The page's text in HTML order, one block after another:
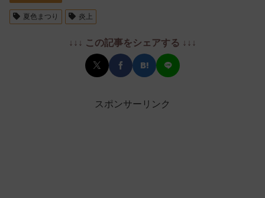
夏色まつり 炎上
↓↓↓ この記事をシェアする ↓↓↓
スポンサーリンク